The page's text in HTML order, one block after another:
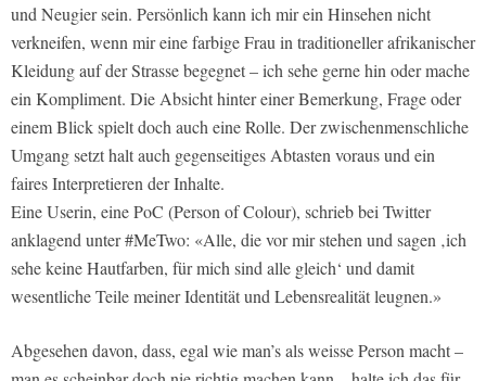
und Neugier sein. Persönlich kann ich mir ein Hinsehen nicht
verkneifen, wenn mir eine farbige Frau in traditioneller afrikanischer
Kleidung auf der Strasse begegnet – ich sehe gerne hin oder mache
ein Kompliment. Die Absicht hinter einer Bemerkung, Frage oder
einem Blick spielt doch auch eine Rolle. Der zwischenmenschliche
Umgang setzt halt auch gegenseitiges Abtasten voraus und ein
faires Interpretieren der Inhalte.
Eine Userin, eine PoC (Person of Colour), schrieb bei Twitter
anklagend unter #MeTwo: «Alle, die vor mir stehen und sagen ‚ich
sehe keine Hautfarben, für mich sind alle gleich‘ und damit
wesentliche Teile meiner Identität und Lebensrealität leugnen.»
Abgesehen davon, dass, egal wie man’s als weisse Person macht –